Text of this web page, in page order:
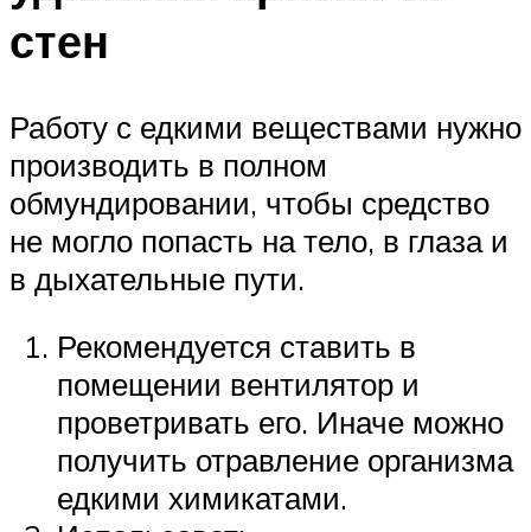
стен
Работу с едкими веществами нужно
производить в полном
обмундировании, чтобы средство
не могло попасть на тело, в глаза и
в дыхательные пути.
Рекомендуется ставить в
помещении вентилятор и
проветривать его. Иначе можно
получить отравление организма
едкими химикатами.